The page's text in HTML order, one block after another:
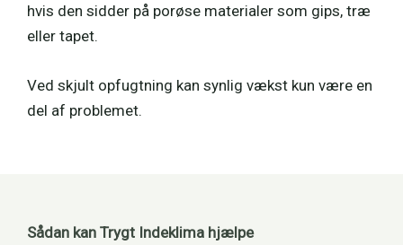
hvis den sidder på porøse materialer som gips, træ
eller tapet.
Ved skjult opfugtning kan synlig vækst kun være en
del af problemet.
Sådan kan Trygt Indeklima hjælpe